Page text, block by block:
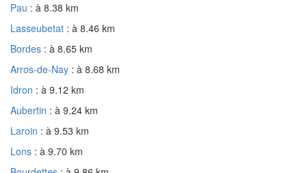
Pau : à 8.38 km
Lasseubetat : à 8.46 km
Bordes : à 8.65 km
Arros-de-Nay : à 8.68 km
Idron : à 9.12 km
Aubertin : à 9.24 km
Laroin : à 9.53 km
Lons : à 9.70 km